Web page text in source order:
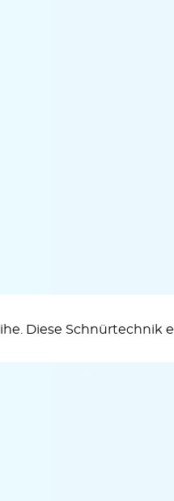
Diese Schnürtechnik